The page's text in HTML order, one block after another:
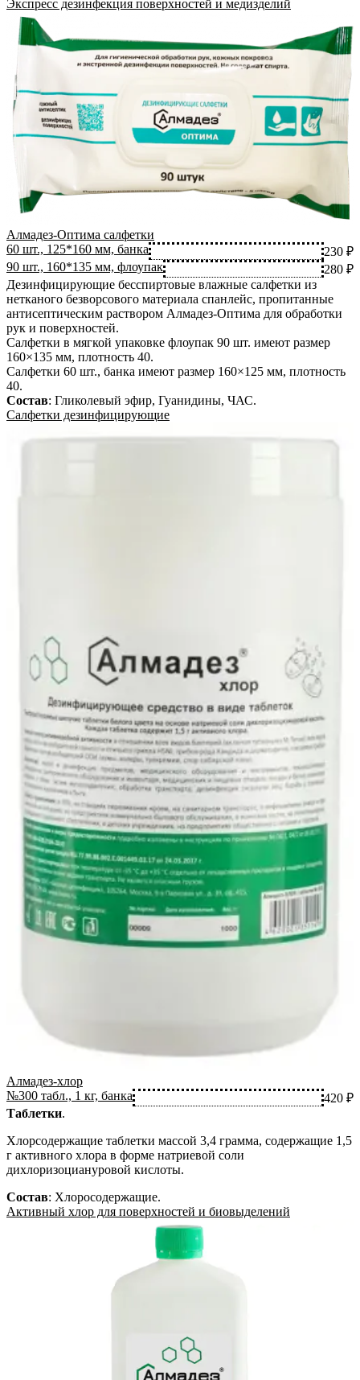
Экспресс дезинфекция поверхностей и медизделий
Алмадез-Оптима салфетки
60 шт., 125*160 мм, банка
230 ₽
90 шт., 160*135 мм, флоупак
280 ₽
Дезинфицирующие бесспиртовые влажные салфетки из
нетканого безворсового материала спанлейс, пропитанные
антисептическим раствором Алмадез-Оптима для обработки
рук и поверхностей.
Салфетки в мягкой упаковке флоупак 90 шт. имеют размер
160×135 мм, плотность 40.
Салфетки 60 шт., банка имеют размер 160×125 мм, плотность
40.
Состав: Гликолевый эфир, Гуанидины, ЧАС.
Салфетки дезинфицирующие
Алмадез-хлор
№300 табл., 1 кг, банка
420 ₽
Таблетки.
Хлорсодержащие таблетки массой 3,4 грамма, содержащие 1,5
г активного хлора в форме натриевой соли
дихлоризоциануровой кислоты.
Состав: Хлоросодержащие.
Активный хлор для поверхностей и биовыделений